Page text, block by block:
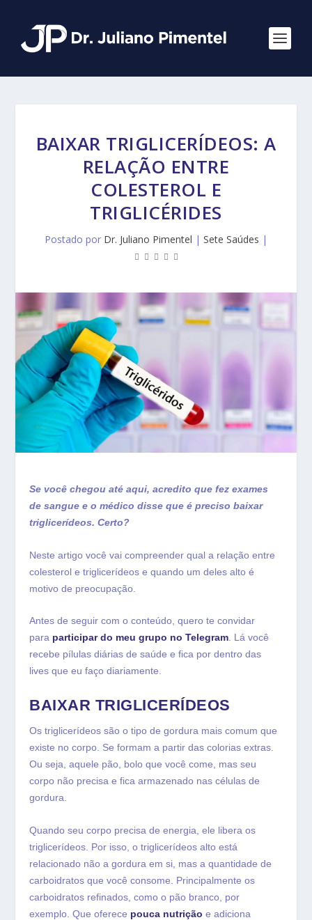
BAIXAR TRIGLICERÍDEOS: A
RELAÇÃO ENTRE
COLESTEROL E
TRIGLICÉRIDES
Postado por Dr. Juliano Pimentel | Sete Saúdes |
Se você chegou até aqui, acredito que fez exames
de sangue e o médico disse que é preciso baixar
triglicerídeos. Certo?
Neste artigo você vai compreender qual a relação entre
colesterol e triglicerídeos e quando um deles alto é
motivo de preocupação.
Antes de seguir com o conteúdo, quero te convidar
para participar do meu grupo no Telegram . Lá você
recebe pílulas diárias de saúde e fica por dentro das
lives que eu faço diariamente.
BAIXAR TRIGLICERÍDEOS
Os triglicerídeos são o tipo de gordura mais comum que
existe no corpo. Se formam a partir das colorias extras.
Ou seja, aquele pão, bolo que você come, mas seu
corpo não precisa e fica armazenado nas células de
gordura.
Quando seu corpo precisa de energia, ele libera os
triglicerídeos. Por isso, o triglicerídeos alto está
relacionado não a gordura em si, mas a quantidade de
carboidratos que você consome. Principalmente os
carboidratos refinados, como o pão branco, por
exemplo. Que oferece pouca nutrição e adiciona